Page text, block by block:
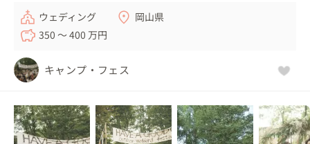
ウェディング
岡山県
350 〜 400 万円
キャンプ・フェス